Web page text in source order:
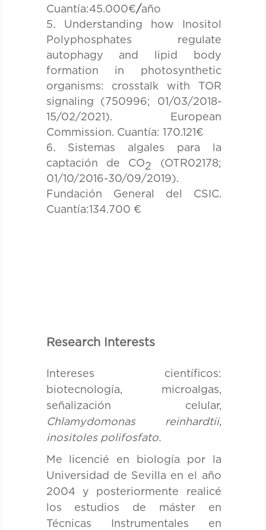
Cuantía:45.000€/año
Understanding how Inositol
Polyphosphates regulate
autophagy and lipid body
formation in photosynthetic
organisms: crosstalk with TOR
signaling (750996; 01/03/2018-
15/02/2021). European
Commission. Cuantía: 170.121€
Sistemas algales para la
captación de CO2 (OTR02178;
01/10/2016-30/09/2019).
Fundación General del CSIC.
Cuantía:134.700 €
Research Interests
Intereses científicos:
biotecnología, microalgas,
señalización celular,
Chlamydomonas reinhardtii,
inositoles polifosfato.
Me licencié en biología por la
Universidad de Sevilla en el año
2004 y posteriormente realicé
los estudios de máster en
Técnicas Instrumentales en